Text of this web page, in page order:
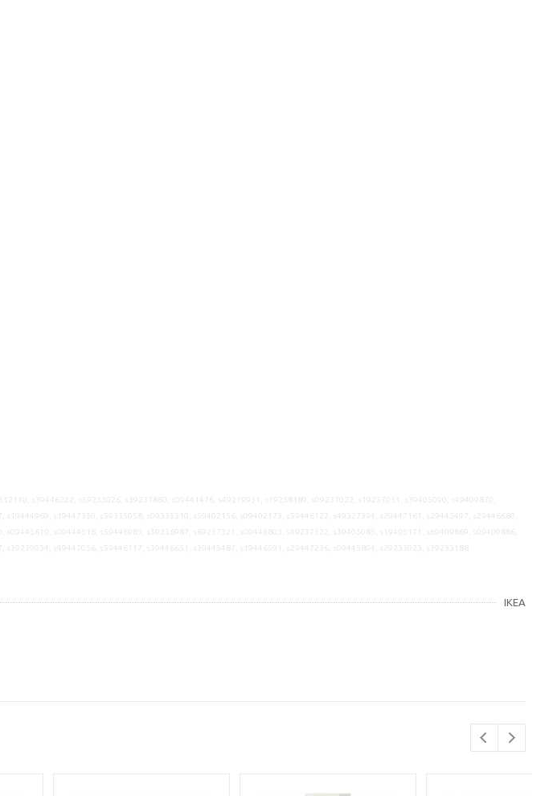
IKEA